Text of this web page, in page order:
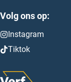
Volg ons op:
Instagram
Tiktok